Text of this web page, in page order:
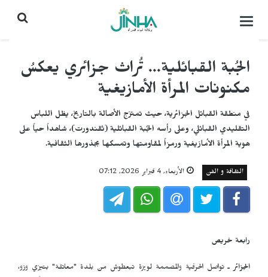
التحكم
الجُبة القبائلية... تُراث جزائري يعكسُ
مكنونات المرأة الأمازيغية
في منطقة القبائل الجزائرية، حيث تمتزج الأصالة بالتاريخ، يظل اللباس
التقليدي القبائلي، وعلى رأسه الجُبة القبائلية (ثقندورت)، شاهداً حياً على
هوية المرأة الأمازيغية ورمزاً لمقاومتها وتمسكها بجذورها الثقافية.
الثقافة و الفن الأربعاء, 4 فبراير 2026, 07:12
رابعة خريص
الجزائر ـ تواصل الحرفية والمصممة لويزة تبعطوش من بلدة "معاتقة" بتيزي وزو،